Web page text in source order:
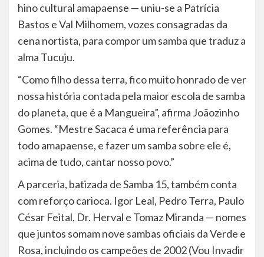
hino cultural amapaense — uniu-se a Patrícia
Bastos e Val Milhomem, vozes consagradas da
cena nortista, para compor um samba que traduz a
alma Tucuju.
“Como filho dessa terra, fico muito honrado de ver
nossa história contada pela maior escola de samba
do planeta, que é a Mangueira”, afirma Joãozinho
Gomes. “Mestre Sacaca é uma referência para
todo amapaense, e fazer um samba sobre ele é,
acima de tudo, cantar nosso povo.”
A parceria, batizada de Samba 15, também conta
com reforço carioca. Igor Leal, Pedro Terra, Paulo
César Feital, Dr. Herval e Tomaz Miranda — nomes
que juntos somam nove sambas oficiais da Verde e
Rosa, incluindo os campeões de 2002 (Vou Invadir